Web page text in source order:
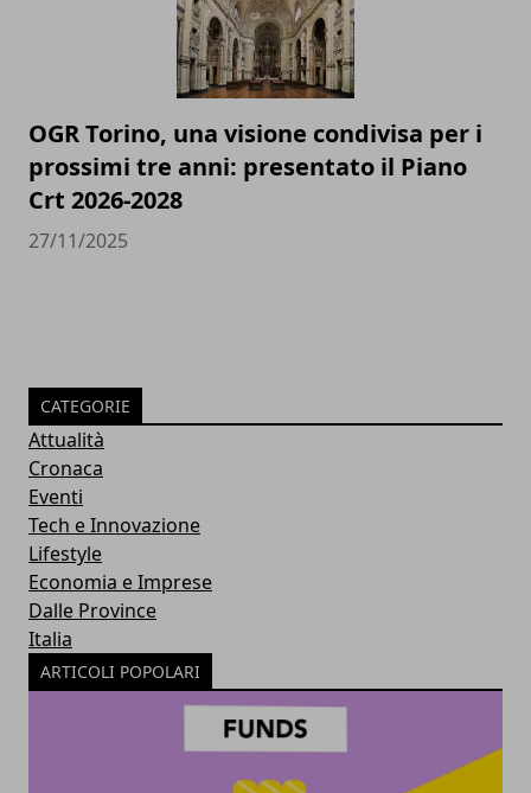
OGR Torino, una visione condivisa per i
prossimi tre anni: presentato il Piano
Crt 2026-2028
27/11/2025
CATEGORIE
Attualità
Cronaca
Eventi
Tech e Innovazione
Lifestyle
Economia e Imprese
Dalle Province
Italia
ARTICOLI POPOLARI